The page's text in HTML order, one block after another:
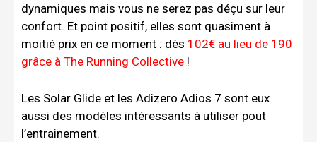
dynamiques mais vous ne serez pas déçu sur leur
confort. Et point positif, elles sont quasiment à
moitié prix en ce moment : dès 102€ au lieu de 190
grâce à The Running Collective !
Les Solar Glide et les Adizero Adios 7 sont eux
aussi des modèles intéressants à utiliser pout
l’entrainement.